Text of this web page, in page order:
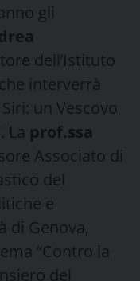
gli
dell’Istituto
interverrà
un Vescovo
La prof.ssa
Associato di
del
e
di Genova,
“Contro la
del